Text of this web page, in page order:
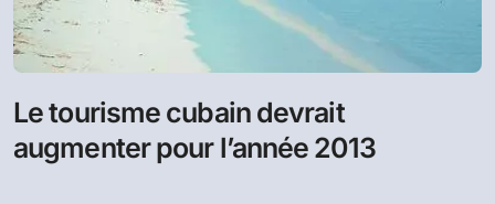
Le tourisme cubain devrait
augmenter pour l’année 2013